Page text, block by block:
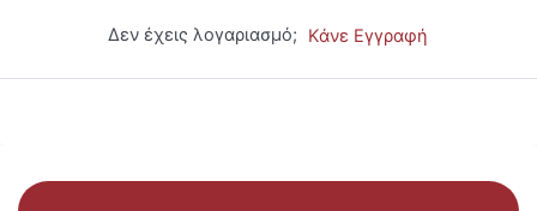
Δεν έχεις λογαριασμό; Κάνε Εγγραφή